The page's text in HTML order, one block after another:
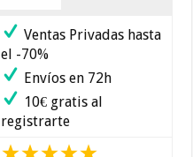
Ventas Privadas hasta
el -70%
Envíos en 72h
10€ gratis al
registrarte